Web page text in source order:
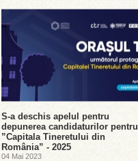
S-a deschis apelul pentru
depunerea candidaturilor pentru
”Capitala Tineretului din
România” - 2025
04 Mai 2023